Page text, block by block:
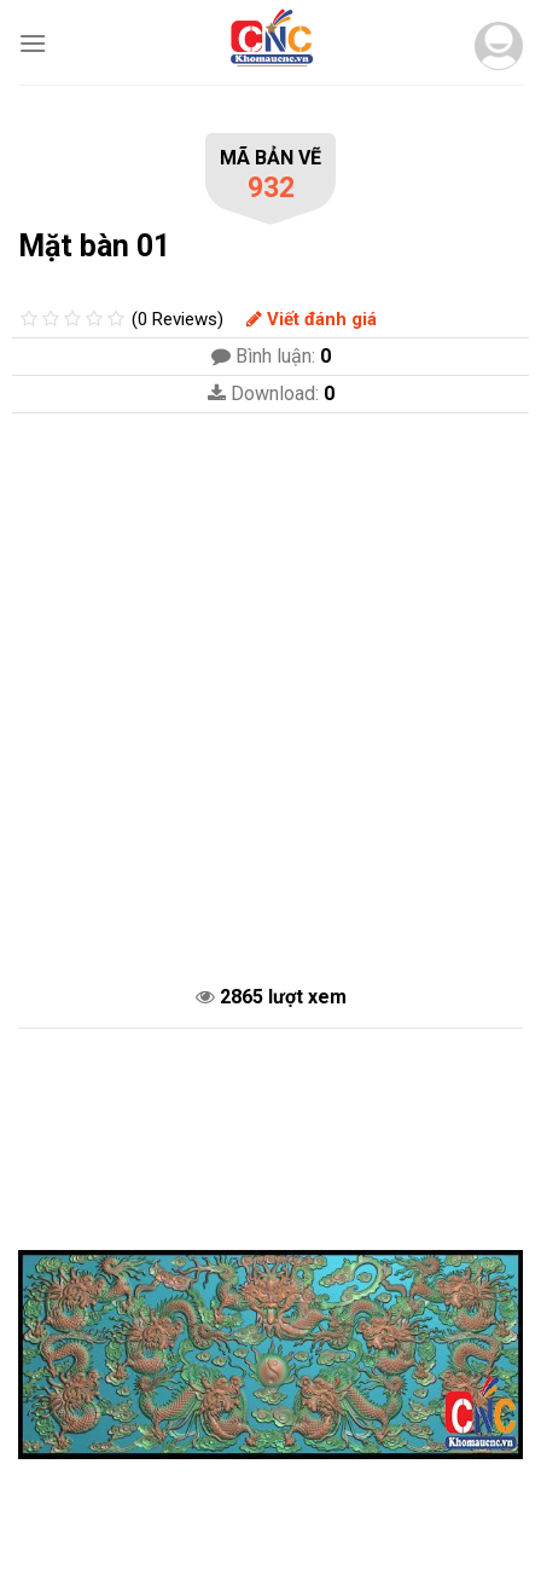
MÃ BẢN VẼ
932
Mặt bàn 01
(0 Reviews) Viết đánh giá
Bình luận: 0
Download: 0
2865 lượt xem